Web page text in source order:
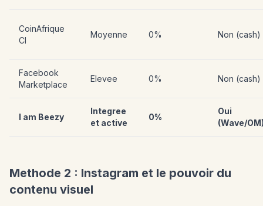
CoinAfrique
CI
Moyenne 0% Non (cash)
Facebook
Marketplace
Elevee 0% Non (cash)
I am Beezy
Integree
et active
0%
Oui
(Wave/
Methode 2 : Instagram et le pouvoir du
contenu visuel